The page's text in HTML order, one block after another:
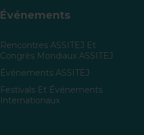
Événements
Rencontres ASSITEJ Et
Congrès Mondiaux ASSITEJ
Événements ASSITEJ
Festivals Et Événements
Internationaux